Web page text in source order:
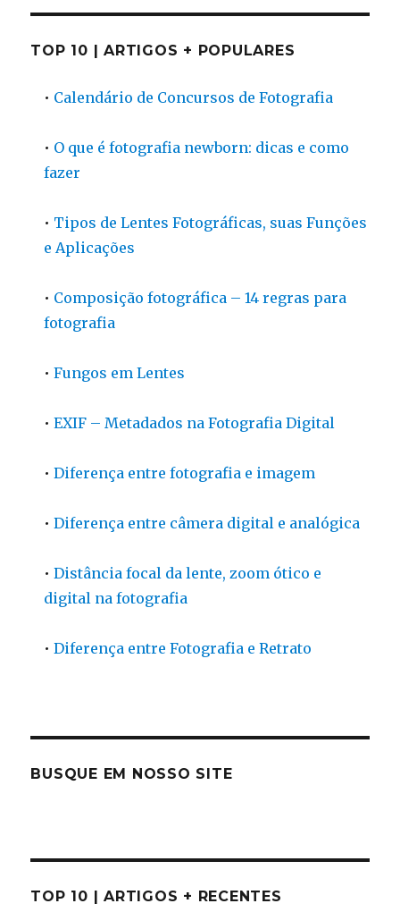
TOP 10 | ARTIGOS + POPULARES
• Calendário de Concursos de Fotografia
• O que é fotografia newborn: dicas e como
fazer
• Tipos de Lentes Fotográficas, suas Funções
e Aplicações
• Composição fotográfica – 14 regras para
fotografia
•Fungos em Lentes
•EXIF – Metadados na Fotografia Digital
•Diferença entre fotografia e imagem
•Diferença entre câmera digital e analógica
•Distância focal da lente, zoom ótico e
digital na fotografia
•Diferença entre Fotografia e Retrato
BUSQUE EM NOSSO SITE
TOP 10 | ARTIGOS + RECENTES